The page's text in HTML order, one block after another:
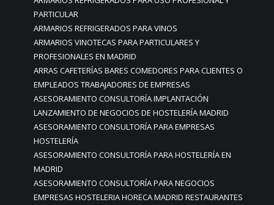
PARTICULAR
ARMARIOS REFRIGERADOS PARA VINOS
ARMARIOS VINOTECAS PARA PARTICULARES Y
PROFESIONALES EN MADRID
ARRAS CAFETERÍAS BARES COMEDORES PARA CLIENTES O
EMPLEADOS TRABAJADORES DE EMPRESAS
ASESORAMIENTO CONSULTORÍA IMPLANTACIÓN
LANZAMIENTO DE NEGOCIOS DE HOSTELERÍA MADRID
ASESORAMIENTO CONSULTORÍA PARA EMPRESAS
HOSTELERÍA
ASESORAMIENTO CONSULTORÍA PARA HOSTELERÍA EN
MADRID
ASESORAMIENTO CONSULTORÍA PARA NEGOCIOS
EMPRESAS HOSTELERIA HORECA MADRID RESTAURANTES